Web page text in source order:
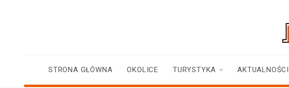
STRONA GŁÓWNA OKOLICE TURYSTYKA AKTUALNOŚCI